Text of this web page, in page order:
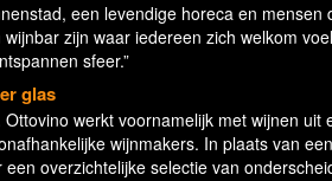
een levendige horeca en
zijn waar iedereen zich welkom
sfeer.”
glas
werkt voornamelijk met wijnen
wijnmakers. In plaats van
overzichtelijke selectie van